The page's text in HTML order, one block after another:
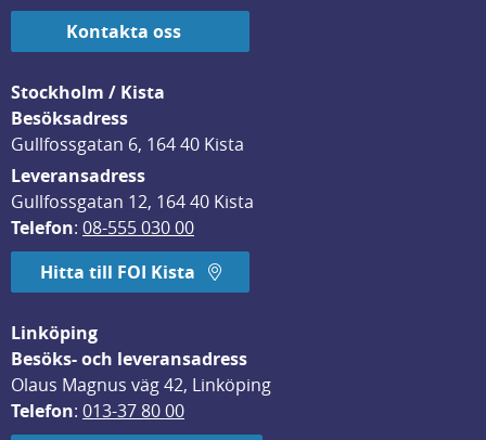
Kontakta oss
Stockholm / Kista
Besöksadress
Gullfossgatan 6, 164 40 Kista
Leveransadress
Gullfossgatan 12, 164 40 Kista
Telefon: 08-555 030 00
Hitta till FOI Kista
Linköping
Besöks- och leveransadress
Olaus Magnus väg 42, Linköping
Telefon: 013-37 80 00